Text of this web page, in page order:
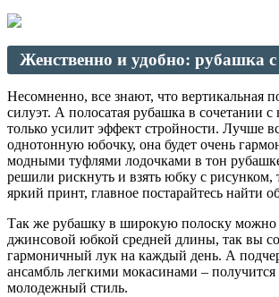
Женственно и удобно: рубашка
Несомненно, все знают, что вертикальная
силуэт. А полосатая рубашка в сочетании
только усилит эффект стройности. Лучше
однотонную юбочку, она будет очень
модными туфлями лодочками в тон
решили рискнуть и взять юбку с рисунком,
яркий принт, главное постарайтесь найти
Так же рубашку в широкую полоску можно
джинсовой юбкой средней длины, так вы
гармоничный лук на каждый день. А
ансамбль легкими мокасинами –
молодежный стиль.